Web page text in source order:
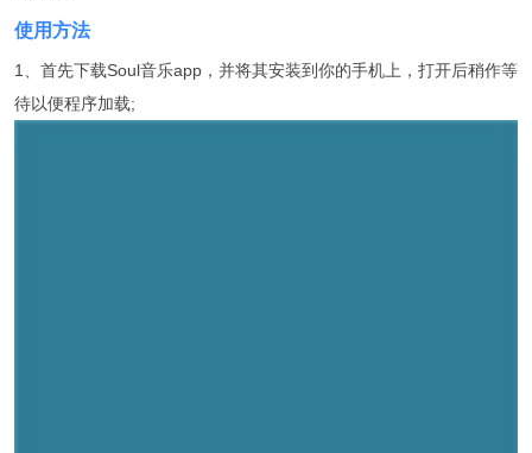
使用方法
1、首先下载Soul音乐app，并将其安装到你的手机上，打开后稍作等
待以便程序加载;